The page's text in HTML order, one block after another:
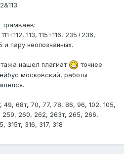
113, 115+116, 235+236,
пару неопознанных.
нашел плагиат
точнее
московский, работы
49, 68т, 70, 77, 78, 86, 96, 102, 105,
259, 260, 262, 263т, 265, 266,
315т, 316, 317, 318